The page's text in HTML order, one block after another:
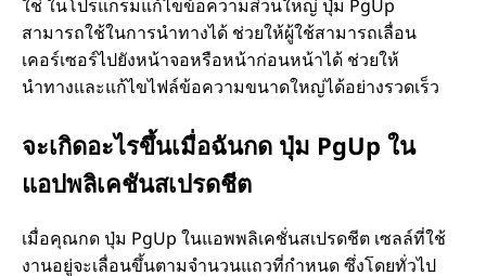
ใช่ ในโปรแกรมแก้ไขข้อความส่วนใหญ่ ปุ่ม PgUp
สามารถใช้ในการนำทางได้ ช่วยให้ผู้ใช้สามารถเลื่อน
เคอร์เซอร์ไปยังหน้าจอหรือหน้าก่อนหน้าได้ ช่วยให้
นำทางและแก้ไขไฟล์ข้อความขนาดใหญ่ได้อย่างรวดเร็ว
จะเกิดอะไรขึ้นเมื่อฉันกด ปุ่ม PgUp ใน
แอปพลิเคชันสเปรดชีต
เมื่อคุณกด ปุ่ม PgUp ในแอพพลิเคชั่นสเปรดชีต เซลล์ที่ใช้
งานอยู่จะเลื่อนขึ้นตามจำนวนแถวที่กำหนด ซึ่งโดยทั่วไป